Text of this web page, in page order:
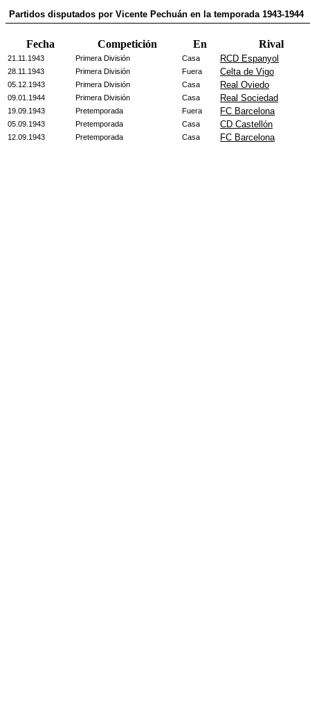
Partidos disputados por Vicente Pechuán en la temporada 1943-1944
Fecha Competición En Rival
21.11.1943 Primera División Casa RCD Espanyol
28.11.1943 Primera División Fuera Celta de Vigo
05.12.1943 Primera División Casa Real Oviedo
09.01.1944 Primera División Casa Real Sociedad
19.09.1943 Pretemporada Fuera FC Barcelona
05.09.1943 Pretemporada Casa CD Castellón
12.09.1943 Pretemporada Casa FC Barcelona